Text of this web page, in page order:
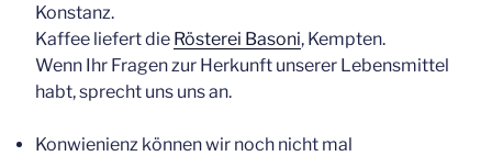
Konstanz.
Kaffee liefert die Rösterei Basoni, Kempten.
Wenn Ihr Fragen zur Herkunft unserer Lebensmittel
habt, sprecht uns uns an.
Konwienienz können wir noch nicht mal